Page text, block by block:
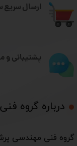
ارسال
درباره گروه
​گروه فنی مهندسی
پشتیبانی و